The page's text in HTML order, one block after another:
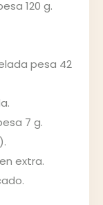
120 g.
pesa 42
7 g.
extra.